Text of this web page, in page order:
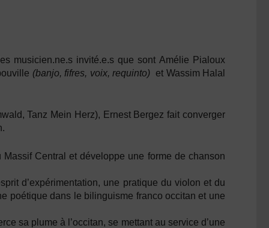
musicien.ne.s invité.e.sque sont Amélie Pialoux
(banjo, fifres, voix, requinto) et Wassim Halal
Tanz Mein Herz), Ernest Bergez fait converger
Central et développe une forme de chanson
d’expérimentation, une pratique du violon et du
poétique dans le bilinguisme franco occitan et une
sa plume à l’occitan, se mettant au service d’une